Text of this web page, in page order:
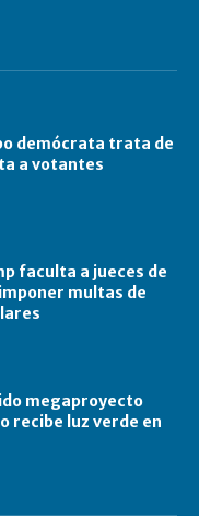
demócrata trata de
a votantes
faculta a jueces de
multas de
megaproyecto
recibe luz verde en